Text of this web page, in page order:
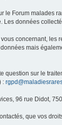
le Forum malades
Les données
concernant, les
mais
question sur le
:
96 rue Didot,
que vos